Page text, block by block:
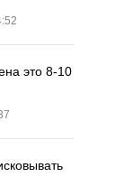
это 8-10